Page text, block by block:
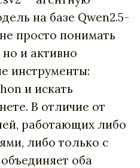
на базе Qwen2.5-
просто понимать
и активно
инструменты:
и искать
В отличие от
работающих либо
либо только с
оба